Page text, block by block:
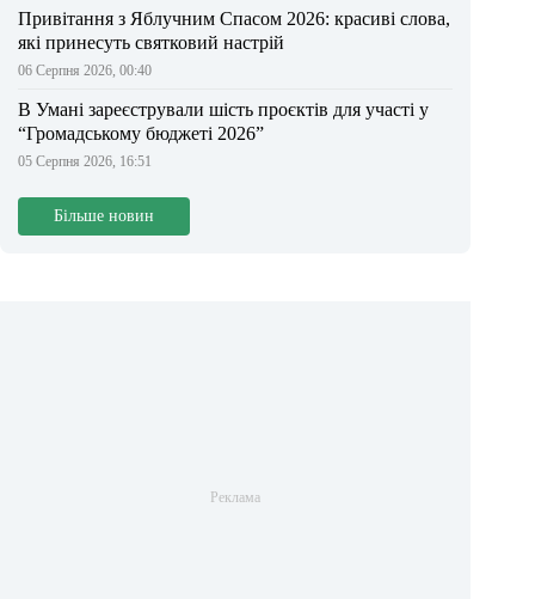
Привітання з Яблучним Спасом 2026: красиві слова,
які принесуть святковий настрій
06 Серпня 2026, 00:40
В Умані зареєстрували шість проєктів для участі у
“Громадському бюджеті 2026”
05 Серпня 2026, 16:51
Більше новин